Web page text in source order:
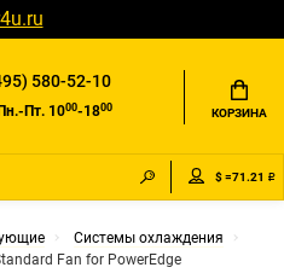
580-52-10
Пн.-Пт. 1000-1800 КОРЗИНА
$ =71.21 ₽
Системы охлаждения
Fan for PowerEdge